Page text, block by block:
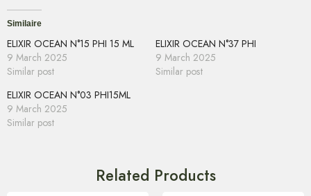
Similaire
ELIXIR OCEAN N°15 PHI 15 ML
9 March 2025
Similar post
ELIXIR OCEAN N°37 PHI
9 March 2025
Similar post
ELIXIR OCEAN N°03 PHI15ML
9 March 2025
Similar post
Related Products